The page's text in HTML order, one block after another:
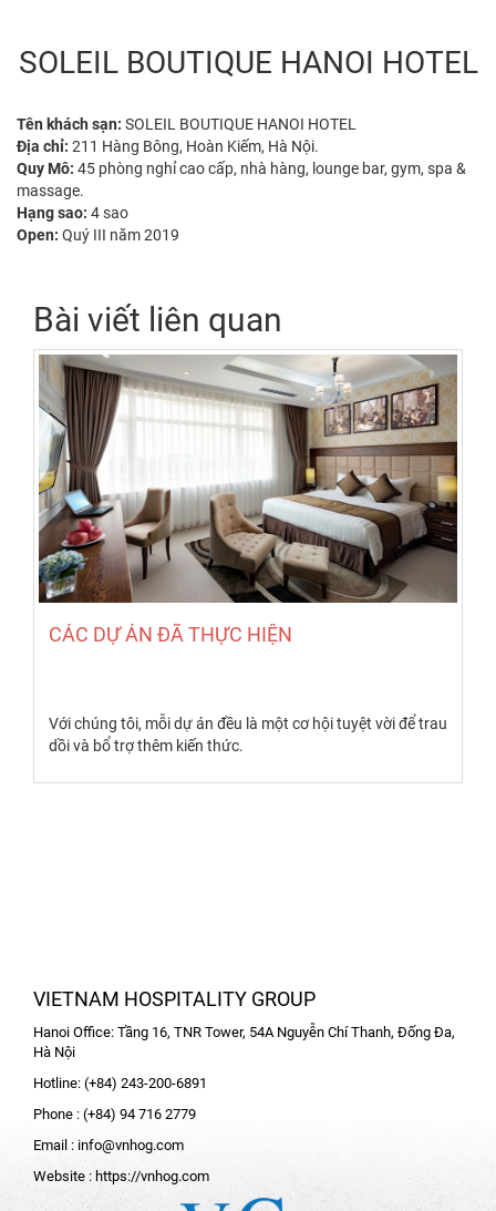
SOLEIL BOUTIQUE HANOI HOTEL
Tên khách sạn: SOLEIL BOUTIQUE HANOI HOTEL
Địa chỉ: 211 Hàng Bông, Hoàn Kiếm, Hà Nội.
Quy Mô: 45 phòng nghỉ cao cấp, nhà hàng, lounge bar, gym, spa &
massage.
Hạng sao: 4 sao
Open: Quý III năm 2019
Bài viết liên quan
CÁC DỰ ÁN ĐÃ THỰC HIỆN
Với chúng tôi, mỗi dự án đều là một cơ hội tuyệt vời để trau
dồi và bổ trợ thêm kiến thức.
VIETNAM HOSPITALITY GROUP
Hanoi Office: Tầng 16, TNR Tower, 54A Nguyễn Chí Thanh, Đống Đa,
Hà Nội
Hotline: (+84) 243-200-6891
Phone : (+84) 94 716 2779
Email : info@vnhog.com
Website : https://vnhog.com